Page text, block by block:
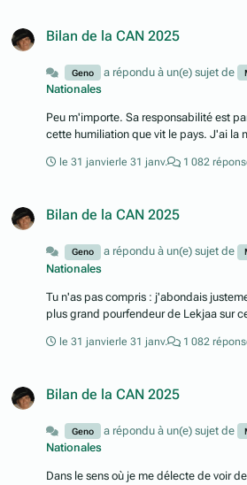
Bilan de la CAN 2025
Geno a répondu à un(e) sujet de
Nationales
Peu m'importe. Sa responsabilité est
cette humiliation
le 31 janvier le 31 janv. 1 082
Bilan de la CAN 2025
Geno a répondu à un(e) sujet de
Nationales
Tu n'as pas compris : j'abondais justement
plus grand pourfendeur de Lekjaa sur
le 31 janvierle 31 janv. 1 082
Bilan de la CAN 2025
Geno a répondu à un(e) sujet de
Nationales
Dans le sens où je me délecte de voir